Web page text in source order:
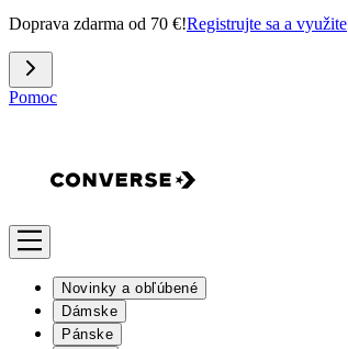
Doprava zdarma od 70 €!Registrujte sa a využite
Pomoc
Novinky a obľúbené
Dámske
Pánske